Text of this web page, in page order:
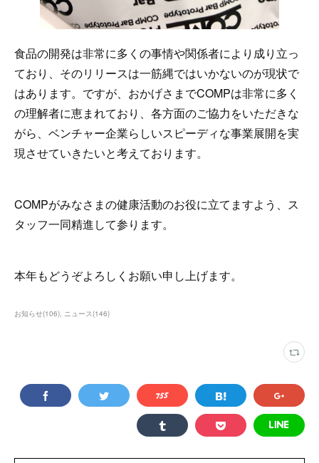
食品の開発は非常に多くの事情や関係者により成り立っ
ており、そのリリースは一筋縄ではいかないのが現状で
はあります。ですが、おかげさまでCOMPは非常に多く
の理解者に恵まれており、各方面のご協力をいただきな
がら、ベンチャー企業らしいスピーディな事業展開を実
現させていきたいと考えております。
COMPがみなさまの健康活動のお役に立てますよう、ス
タッフ一同精進して参ります。
本年もどうぞよろしくお願い申し上げます。
お知らせ(106) ニュース(146)